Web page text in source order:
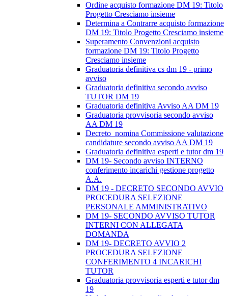
Ordine acquisto formazione DM 19: Titolo
Progetto Cresciamo insieme
Determina a Contrarre acquisto formazione
DM 19: Titolo Progetto Cresciamo insieme
Superamento Convenzioni acquisto
formazione DM 19: Titolo Progetto
Cresciamo insieme
Graduatoria definitiva cs dm 19 - primo
avviso
Graduatoria definitiva secondo avviso
TUTOR DM 19
Graduatoria definitiva Avviso AA DM 19
Graduatoria provvisoria secondo avviso
AA DM 19
Decreto_nomina Commissione valutazione
candidature secondo avviso AA DM 19
Graduatoria definitiva esperti e tutor dm 19
DM 19- Secondo avviso INTERNO
conferimento incarichi gestione progetto
A.A.
DM 19 - DECRETO SECONDO AVVIO
PROCEDURA SELEZIONE
PERSONALE AMMINISTRATIVO
DM 19- SECONDO AVVISO TUTOR
INTERNI CON ALLEGATA
DOMANDA
DM 19- DECRETO AVVIO 2
PROCEDURA SELEZIONE
CONFERIMENTO 4 INCARICHI
TUTOR
Graduatoria provvisoria esperti e tutor dm
19